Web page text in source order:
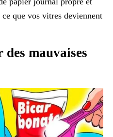
ce que vos vitres deviennent
des mauvaises